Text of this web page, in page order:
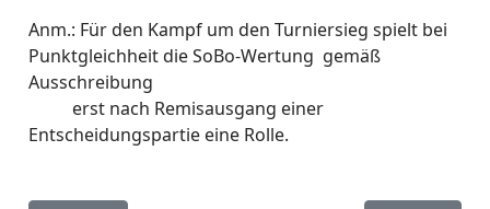
Anm.: Für den Kampf um den Turniersieg spielt bei
Punktgleichheit die SoBo-Wertung gemäß
Ausschreibung
erst nach Remisausgang einer
Entscheidungspartie eine Rolle.